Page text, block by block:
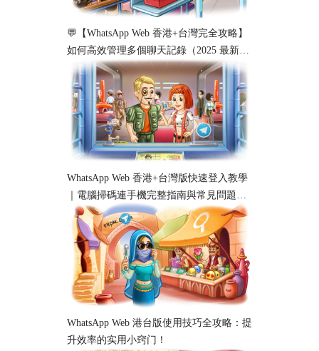
💬【WhatsApp Web 香港+台灣完全攻略】
如何高效管理多個聊天記錄（2025 最新教
學）
WhatsApp Web 香港+台灣版快速登入教學
｜電腦掃碼連手機完整指南與常見問題解
析
WhatsApp Web 港台版使用技巧全攻略：提
升效率的实用小窍门！